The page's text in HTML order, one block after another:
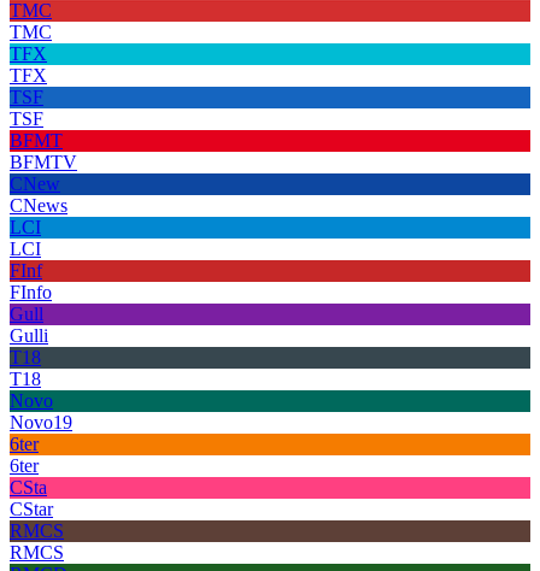
TMC
TMC
TFX
TFX
TSF
TSF
BFMT
BFMTV
CNew
CNews
LCI
LCI
FInf
FInfo
Gull
Gulli
T18
T18
Novo
Novo19
6ter
6ter
CSta
CStar
RMCS
RMCS